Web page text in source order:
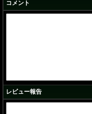
コメント
レビュー報告